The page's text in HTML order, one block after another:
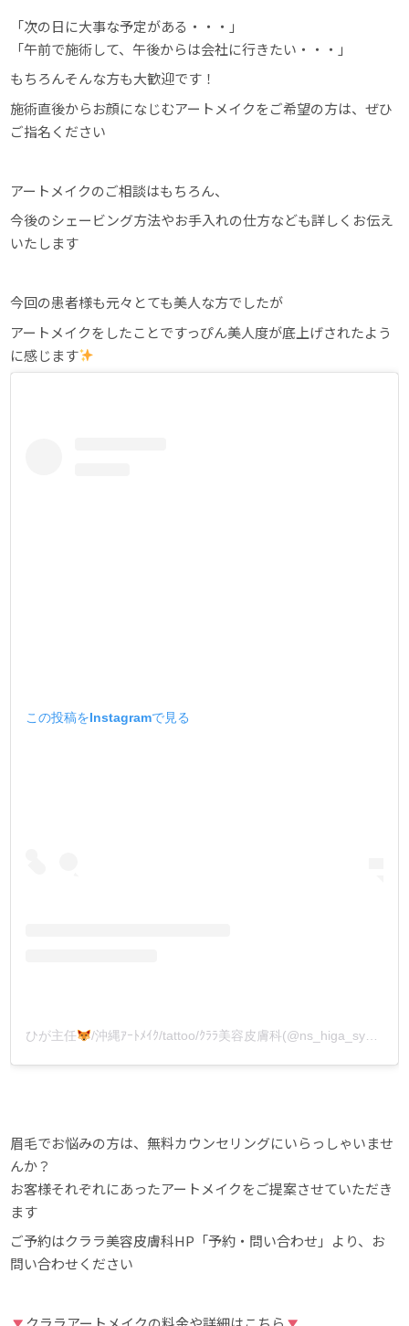
「次の日に大事な予定がある・・・」
「午前で施術して、午後からは会社に行きたい・・・」
もちろんそんな方も大歓迎です！
施術直後からお顔になじむアートメイクをご希望の方は、ぜひ
ご指名ください
アートメイクのご相談はもちろん、
今後のシェービング方法やお手入れの仕方なども詳しくお伝え
いたします
今回の患者様も元々とても美人な方でしたが
アートメイクをしたことですっぴん美人度が底上げされたよう
に感じます
この投稿をInstagramで見る
ひが主任 /沖縄ｱｰﾄﾒｲｸ/tattoo/ｸﾗﾗ美容皮膚科(@ns_higa_syunin_okinawa)がシェアした投稿
眉毛でお悩みの方は、無料カウンセリングにいらっしゃいませ
んか？
お客様それぞれにあったアートメイクをご提案させていただき
ます
ご予約はクララ美容皮膚科HP「予約・問い合わせ」より、お
問い合わせください